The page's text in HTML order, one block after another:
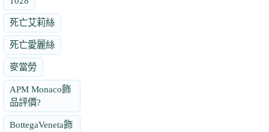
死亡艾莉絲
死亡愛麗絲
麥當勞
APM Monaco飾
品評價?
BottegaVeneta飾